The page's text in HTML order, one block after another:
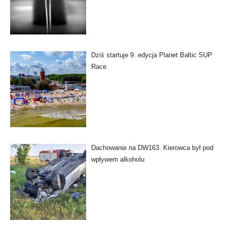
Dziś startuje 9. edycja Planet Baltic SUP
Race
Dachowanie na DW163. Kierowca był pod
wpływem alkoholu